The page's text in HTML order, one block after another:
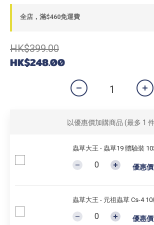
全店，滿$460免運費
HK$399.00
HK$248.00
以優惠價加購商品 (最多 1
蟲草大王 - 蟲草19 體驗裝
優惠
蟲草大王 - 元祖蟲草 Cs-4
優惠